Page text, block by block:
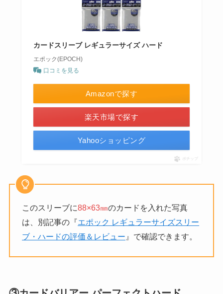
カードスリーブ レギュラーサイズ ハード
エポック(EPOCH)
口コミを見る
Amazonで探す
楽天市場で探す
Yahooショッピング
ポチップ
このスリーブに88×63㎜のカードを入れた写真
は、別記事の『エポック レギュラーサイズスリー
ブ・ハードの評価＆レビュー 』で確認できます。